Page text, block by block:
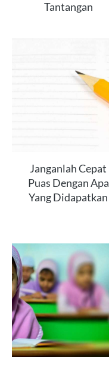
Tantangan
Janganlah Cepat
Puas Dengan Apa
Yang Didapatkan